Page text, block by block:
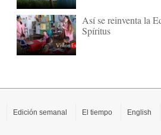
Así se reinventa la
Spíritus
Edición semanal El tiempo English